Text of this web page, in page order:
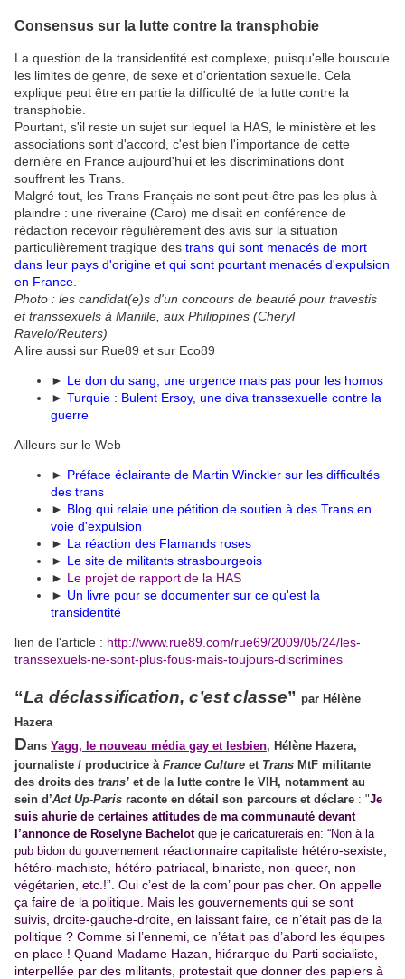
Consensus sur la lutte contre la transphobie
La question de la transidentité est complexe, puisqu'elle bouscule
les limites de genre, de sexe et d'orientation sexuelle. Cela
explique peut être en partie la difficulté de la lutte contre la
transphobie.
Pourtant, s'il reste un sujet sur lequel la HAS, le ministère et les
associations sont d'accord, c'est bien l'importance de cette
dernière en France aujourd'hui et les discriminations dont
souffrent les Trans.
Malgré tout, les Trans Français ne sont peut-être pas les plus à
plaindre : une riveraine (Caro) me disait en conférence de
rédaction recevoir régulièrement des avis sur la situation
particulièrement tragique des trans qui sont menacés de mort
dans leur pays d'origine et qui sont pourtant menacés d'expulsion
en France
Photo : les candidat(e)s d'un concours de beauté pour travestis
et transsexuels à Manille, aux Philippines (Cheryl
Ravelo/Reuters)
A lire aussi sur Rue89 et sur Eco89
► Le don du sang, une urgence mais pas pour les homos
► Turquie : Bulent Ersoy, une diva transsexuelle contre la
guerre
Ailleurs sur le Web
► Préface éclairante de Martin Winckler sur les difficultés
des trans
► Blog qui relaie une pétition de soutien à des Trans en
voie d'expulsion
► La réaction des Flamands roses
► Le site de militants strasbourgeois
► Le projet de rapport de la HAS
► Un livre pour se documenter sur ce qu'est la
transidentité
lien de l'article : http://www.rue89.com/rue69/2009/05/24/les-
transsexuels-ne-sont-plus-fous-mais-toujours-discrimines
“La déclassification, c’est classe” par Hélène
Hazera
Dans Yagg, le nouveau média gay et lesbien, Hélène Hazera,
journaliste / productrice à France Culture et Trans MtF militante
des droits des trans’ et de la lutte contre le VIH, notamment au
sein d’Act Up-Paris raconte en détail son parcours et déclare : "Je
suis ahurie de certaines attitudes de ma communauté devant
l’annonce de Roselyne Bachelotque je caricaturerais en: “Non à la
pub bidon du gouvernement réactionnaire capitaliste hétéro-sexiste,
hétéro-machiste, hétéro-patriacal, binariste, non-queer, non
végétarien, etc.!”. Oui c’est de la com’ pour pas cher. On appelle
ça faire de la politique. Mais les gouvernements qui se sont
suivis, droite-gauche-droite, en laissant faire, ce n’était pas de la
politique ? Comme si l’ennemi, ce n’était pas d’abord les équipes
en place ! Quand Madame Hazan, hiérarque du Parti socialiste,
interpellée par des militants, protestait que donner des papiers à